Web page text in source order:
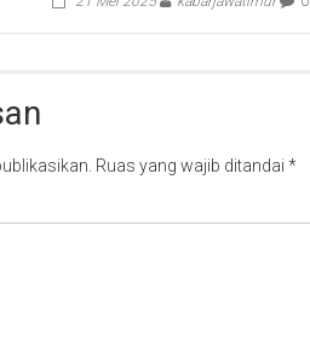
Ruas yang wajib ditandai *